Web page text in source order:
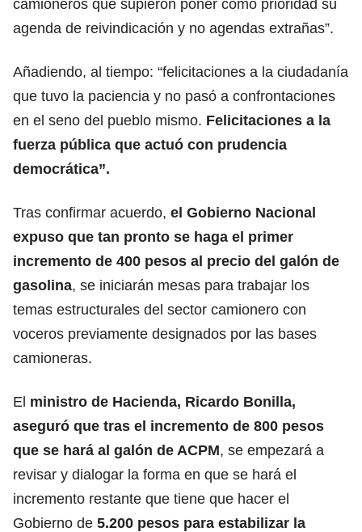
camioneros que supieron poner como prioridad su
agenda de reivindicación y no agendas extrañas”.
Añadiendo, al tiempo: “felicitaciones a la ciudadanía
que tuvo la paciencia y no pasó a confrontaciones
en el seno del pueblo mismo. Felicitaciones a la
fuerza pública que actuó con prudencia
democrática”.
Tras confirmar acuerdo, el Gobierno Nacional
expuso que tan pronto se haga el primer
incremento de 400 pesos al precio del galón de
gasolina, se iniciarán mesas para trabajar los
temas estructurales del sector camionero con
voceros previamente designados por las bases
camioneras.
El ministro de Hacienda, Ricardo Bonilla,
aseguró que tras el incremento de 800 pesos
que se hará al galón de ACPM, se empezará a
revisar y dialogar la forma en que se hará el
incremento restante que tiene que hacer el
Gobierno de 5.200 pesos para estabilizar la